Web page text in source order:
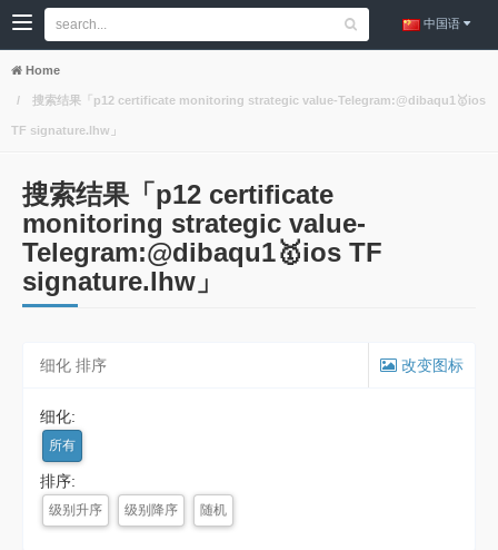
中国语
Home
搜索结果「p12 certificate monitoring strategic value-Telegram:@dibaqu1🥇ios
TF signature.lhw」
搜索结果「p12 certificate
monitoring strategic value-
Telegram:@dibaqu1🥇ios TF
signature.lhw」
细化 排序 改变图标
细化:
所有
排序:
级别升序 级别降序 随机